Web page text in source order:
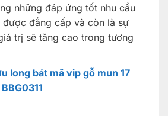
những đáp ứng tốt nhu cầu
được đẳng cấp và còn là sự
trị sẽ tăng cao trong tương
long bát mã vip gỗ mun 17